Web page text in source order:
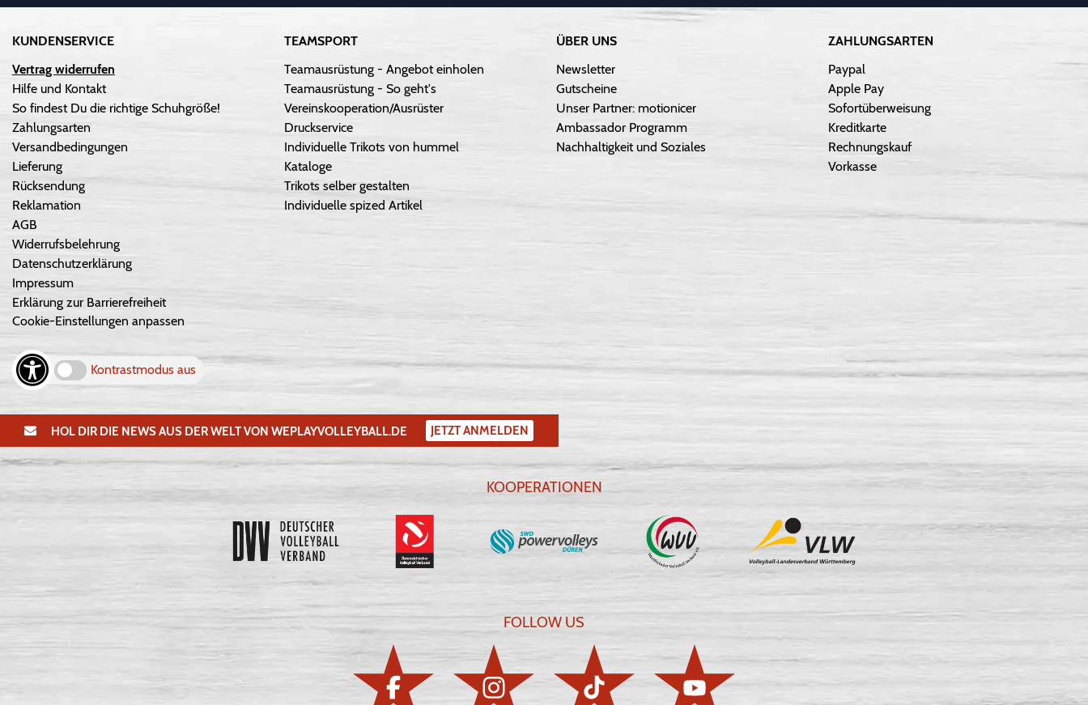
KUNDENSERVICE
Vertrag widerrufen
Hilfe und Kontakt
So findest Du die richtige Schuhgröße!
Zahlungsarten
Versandbedingungen
Lieferung
Rücksendung
Reklamation
AGB
Widerrufsbelehrung
Datenschutzerklärung
Impressum
Erklärung zur Barrierefreiheit
Cookie-Einstellungen anpassen
Kontrastmodus aus
TEAMSPORT
Teamausrüstung - Angebot einholen
Teamausrüstung - So geht's
Vereinskooperation/Ausrüster
Druckservice
Individuelle Trikots von hummel
Kataloge
Trikots selber gestalten
Individuelle spized Artikel
ÜBER UNS
Newsletter
Gutscheine
Unser Partner: motionicer
Ambassador Programm
Nachhaltigkeit und Soziales
ZAHLUNGSARTEN
Paypal
Apple Pay
Sofortüberweisung
Kreditkarte
Rechnungskauf
Vorkasse
HOL DIR DIE NEWS AUS DER WELT VON WEPLAYVOLLEYBALL.DE JETZT ANMELDEN
KOOPERATIONEN
FOLLOW US